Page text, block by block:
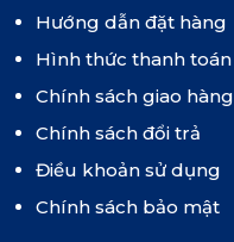
Hướng dẫn đặt hàng
Hình thức thanh toán
Chính sách giao hàng
Chính sách đổi trả
Điều khoản sử dụng
Chính sách bảo mật